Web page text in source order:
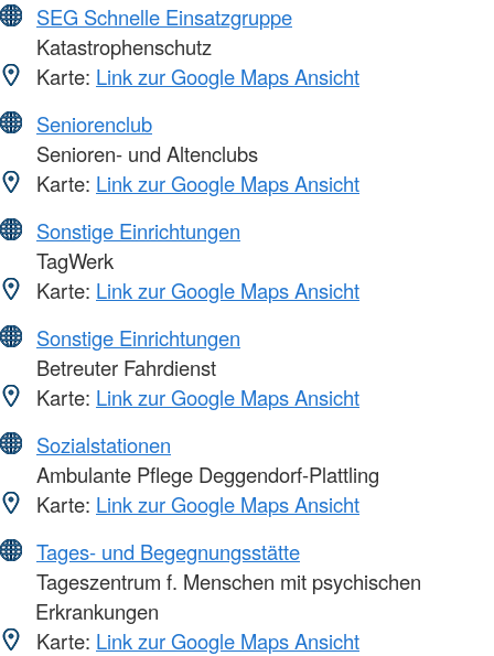
SEG Schnelle Einsatzgruppe
Katastrophenschutz
Karte: Link zur Google Maps Ansicht
Seniorenclub
Senioren- und Altenclubs
Karte: Link zur Google Maps Ansicht
Sonstige Einrichtungen
TagWerk
Karte: Link zur Google Maps Ansicht
Sonstige Einrichtungen
Betreuter Fahrdienst
Karte: Link zur Google Maps Ansicht
Sozialstationen
Ambulante Pflege Deggendorf-Plattling
Karte: Link zur Google Maps Ansicht
Tages- und Begegnungsstätte
Tageszentrum f. Menschen mit psychischen
Erkrankungen
Karte: Link zur Google Maps Ansicht